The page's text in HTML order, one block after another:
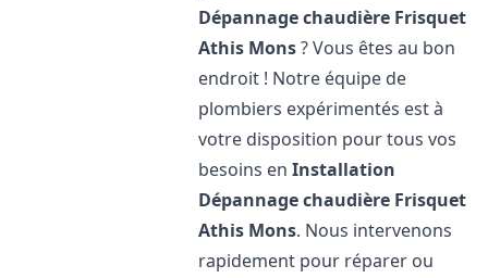
Dépannage chaudière Frisquet
Athis Mons? Vous êtes au bon
endroit ! Notre équipe de
plombiers expérimentés est à
votre disposition pour tous vos
besoins enInstallation
Dépannage chaudière Frisquet
Athis Mons. Nous intervenons
rapidement pour réparer ou